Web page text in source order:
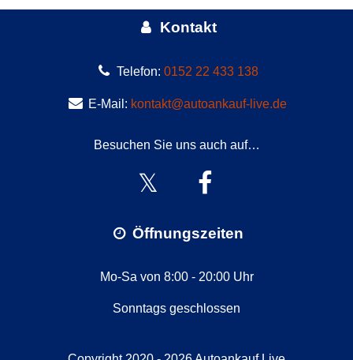
Kontakt
Telefon:0152 22 433 138
E-Mail: kontakt@autoankauf-live.de
Besuchen Sie uns auch auf…
Öffnungszeiten
Mo-Sa von 8:00 - 20:00 Uhr
Sonntags geschlossen